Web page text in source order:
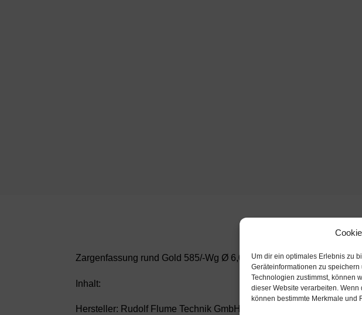
Um dir ein optimales Erlebnis zu
Geräteinformationen zu
Technologien zustimmst, können
dieser Website verarbeiten.
können bestimmte Merkmale und
Zargenfassung rund Gold 585/-Wg Ø 6,00mm , Höhe 4,00mm
Inhalt:
Hersteller: Rudolf Flume Technik GmbH